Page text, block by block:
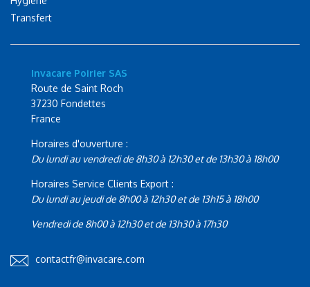
Transfert
Invacare Poirier SAS
Route de Saint Roch
37230 Fondettes
France
Horaires d'ouverture :
Du lundi au vendredi de 8h30 à 12h30 et de 13h30 à 18h00
Horaires Service Clients Export :
Du lundi au jeudi de 8h00 à 12h30 et de 13h15 à 18h00
Vendredi de 8h00 à 12h30 et de 13h30 à 17h30
contactfr@invacare.com